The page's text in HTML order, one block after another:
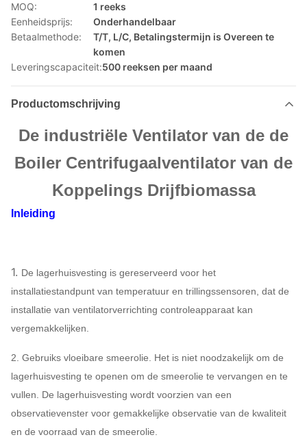
MOQ:
1 reeks
Eenheidsprijs:
Onderhandelbaar
Betaalmethode:
T/T, L/C, Betalingstermijn is Overeen te
komen
Leveringscapaciteit:500 reeksen per maand
Productomschrijving
De industriële Ventilator van de de
Boiler Centrifugaalventilator van de
Koppelings Drijfbiomassa
Inleiding
1. De lagerhuisvesting is gereserveerd voor het
installatiestandpunt van temperatuur en trillingssensoren, dat de
installatie van ventilatorverrichting controleapparaat kan
vergemakkelijken.
2. Gebruiks vloeibare smeerolie. Het is niet noodzakelijk om de
lagerhuisvesting te openen om de smeerolie te vervangen en te
vullen. De lagerhuisvesting wordt voorzien van een
observatievenster voor gemakkelijke observatie van de kwaliteit
en de voorraad van de smeerolie.